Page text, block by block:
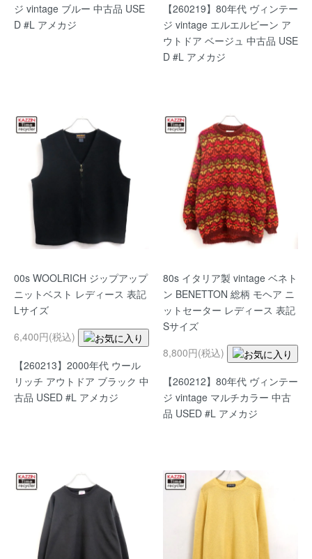
ジ vintage ブルー 中古品 USE
D #L アメカジ
【260219】80年代 ヴィンテー
ジ vintage エルエルビーン ア
ウトドア ベージュ 中古品 USE
D #L アメカジ
00s WOOLRICH ジップアップ
ニットベスト レディース 表記
Lサイズ
6,400円(税込)
【260213】2000年代 ウール
リッチ アウトドア ブラック 中
古品 USED #L アメカジ
80s イタリア製 vintage ベネト
ン BENETTON 総柄 モヘア ニ
ットセーター レディース 表記
Sサイズ
8,800円(税込)
【260212】80年代 ヴィンテー
ジ vintage マルチカラー 中古
品 USED #L アメカジ